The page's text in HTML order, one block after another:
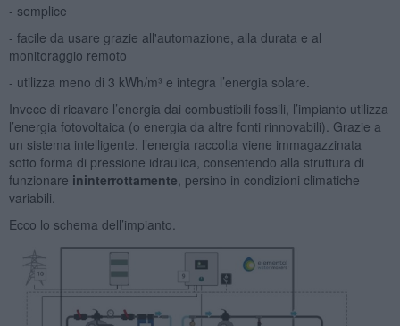
- semplice
- facile da usare grazie all'automazione, alla durata e al
monitoraggio remoto
- utilizza meno di 3 kWh/m³ e integra l’energia solare.
Invece di ricavare l’energia dai combustibili fossili, l’impianto utilizza
l’energia fotovoltaica (o energia da altre fonti rinnovabili). Grazie a
un sistema intelligente, l’energia raccolta viene immagazzinata
sotto forma di pressione idraulica, consentendo alla struttura di
funzionare ininterrottamente , persino in condizioni climatiche
variabili.
Ecco lo schema dell’impianto.